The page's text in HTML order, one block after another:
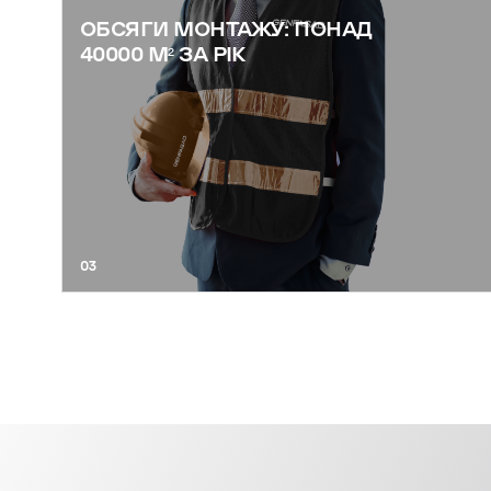
ОБСЯГИ МОНТАЖУ: ПОНАД
40000 М² ЗА РІК
03